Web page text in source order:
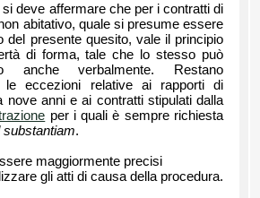
deve affermare che per i contratti di
abitativo, quale si presume essere
del presente quesito, vale il principio
di forma, tale che lo stesso può
anche verbalmente. Restano
le eccezioni relative ai rapporti di
nove anni e ai contratti stipulati dalla
per i quali è sempre richiesta
substantiam.
maggiormente precisi
gli atti di causa della procedura.